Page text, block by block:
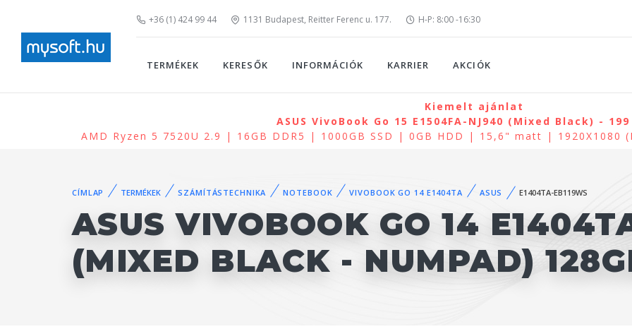
+36 (1) 424 99 44 1131 Budapest, Reitter Ferenc u. 177. H-P: 8:00 -16:30
TERMÉKEK KERESŐK INFORMÁCIÓK KARRIER AKCIÓK
Kiemelt ajánlat
ASUS VivoBook Go 15 E1504FA-NJ940 (Mixed Black) -
AMD Ryzen 5 7520U 2.9 | 16GB DDR5 | 1000GB SSD | 0GB HDD | 15,6" matt | 1920X1080
CÍMLAP TERMÉKEK SZÁMÍTÁSTECHNIKA NOTEBOOK VIVOBOOK GO 14 E1404TA ASUS E1404TA-EB119WS
ASUS VIVOBOOK GO 14
(MIXED BLACK - NUMPAD)